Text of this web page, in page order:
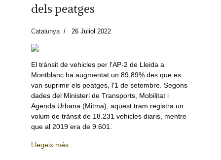
dels peatges
Catalunya 26 Juliol 2022
El trànsit de vehicles per l'AP-2 de Lleida a
Montblanc ha augmentat un 89,89% des que es
van suprimir els peatges, l'1 de setembre. Segons
dades del Ministeri de Transports, Mobilitat i
Agenda Urbana (Mitma), aquest tram registra un
volum de trànsit de 18.231 vehicles diaris, mentre
que al 2019 era de 9.601.
Llegeix més …